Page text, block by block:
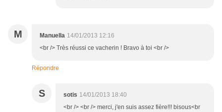
M Manuella 14/01/2013 12:16
<br /> Très réussi ce vacherin ! Bravo à toi <br />
Répondre
S sotis 14/01/2013 18:40
<br /> <br /> merci, j'en suis assez fière!!! bisous<br